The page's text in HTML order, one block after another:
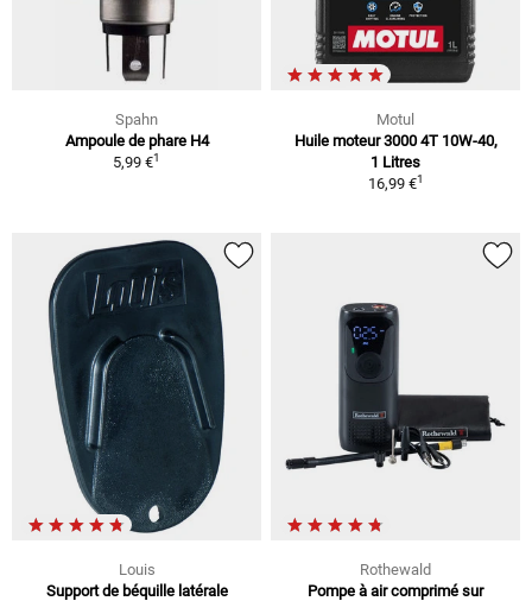
Spahn
Ampoule de phare H4
5,99 €1
Motul
Huile moteur 3000 4T 10W-40,
1 Litres
16,99 €1
Louis
Support de béquille latérale
Rothewald
Pompe à air comprimé sur